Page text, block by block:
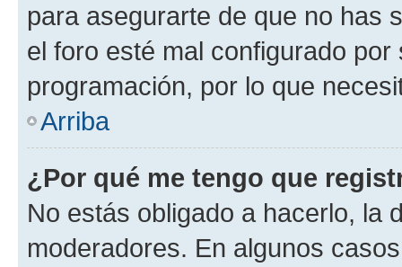
para asegurarte de que no has
el foro esté mal configurado
programación, por lo que
Arriba
¿Por qué me tengo que
No estás obligado a hacerlo, la
moderadores. En algunos